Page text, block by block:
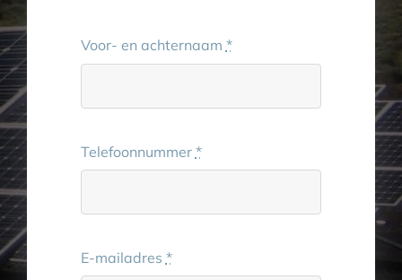
Voor- en achternaam *
Telefoonnummer *
E-mailadres *